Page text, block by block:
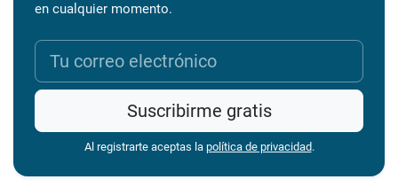
en cualquier momento.
Suscribirme gratis
Al registrarte aceptas la política de privacidad.